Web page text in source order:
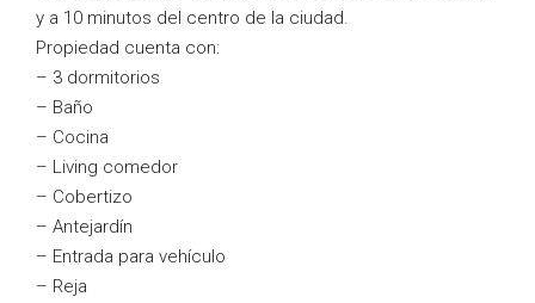
y a 10 minutos del centro de la ciudad.
Propiedad cuenta con:
– 3 dormitorios
– Baño
– Cocina
– Living comedor
– Cobertizo
– Antejardín
– Entrada para vehículo
– Reja